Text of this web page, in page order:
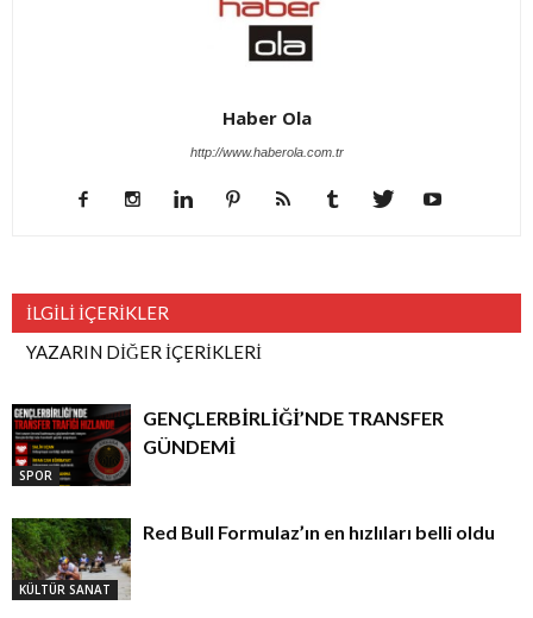
Haber Ola
http://www.haberola.com.tr
İLGİLİ İÇERİKLER
YAZARIN DİĞER İÇERİKLERİ
SPOR
GENÇLERBİRLİĞİ’NDE TRANSFER
GÜNDEMİ
KÜLTÜR SANAT
Red Bull Formulaz’ın en hızlıları belli oldu